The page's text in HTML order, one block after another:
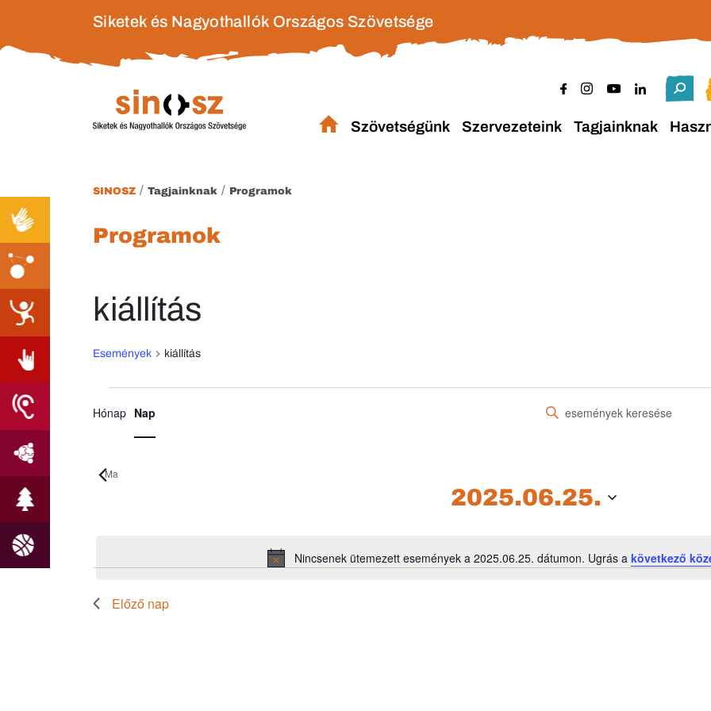
Siketek és Nagyothallók Országos Szövetsége
Szövetségünk Szervezeteink Tagjainknak
SINOSZ / Tagjainknak / Programok
Programok
kiállítás
Események kiállítás
Események
2025.06.25.
Notice
Nincsenek ütemezett események a 2025.06.25. dátumon. Ugrás a következő
Írja
meg
-
nézet
Hónap Nap
Ma
2025.06.25.
Előző nap